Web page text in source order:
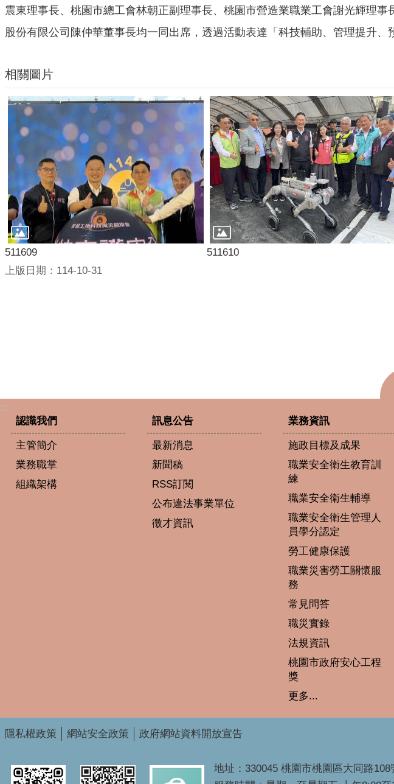
震東理事長、桃園市總工會林朝正副理事長、桃園市營造業職業工會謝光輝理
股份有限公司陳仲華董事長均一同出席，透過活動表達「科技輔助、管理提升
相關圖片
511609 511610
上版日期：114-10-31
:::
認識我們
主管簡介
業務職掌
組織架構
訊息公告
最新消息
新聞稿
RSS訂閱
公布違法事業單位
徵才資訊
業務資訊
施政目標及成果
職業安全衛生教育訓
練
職業安全衛生輔導
職業安全衛生管理人
員學分認定
勞工健康保護
職業災害勞工關懷服
務
常見問答
職災實錄
法規資訊
桃園市政府安心工程
獎
更多...
隱私權政策 網站安全政策 政府網站資料開放宣告
地址：330045 桃園市桃園區大同路108